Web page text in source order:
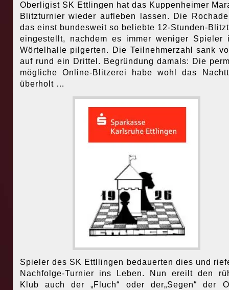
Oberligist SK Ettlingen hat das Kuppenheimer
Blitzturnier wieder aufleben lassen. Die
das einst bundesweit so beliebte 12-Stunden-
eingestellt, nachdem es immer weniger Spieler
Wörtelhalle pilgerten. Die Teilnehmerzahl sank
auf rund ein Drittel. Begründung damals: Die
mögliche Online-Blitzerei habe wohl das
überholt …
Spieler des SK Ettllingen bedauerten dies und
Nachfolge-Turnier ins Leben. Nun ereilt den
Klub auch der „Fluch“ oder der„Segen“ der